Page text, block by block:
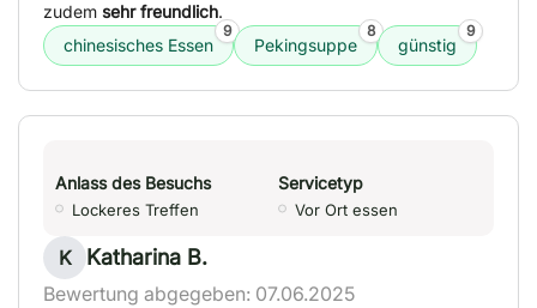
zudem sehr freundlich.
chinesisches Essen
9
Pekingsuppe
8
günstig
9
Anlass des Besuchs
Lockeres Treffen
Servicetyp
Vor Ort essen
K Katharina B.
Bewertung abgegeben: 07.06.2025